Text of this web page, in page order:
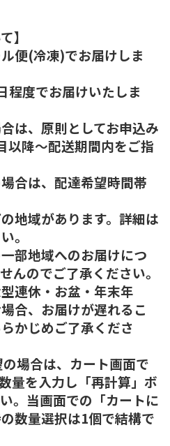
】
便(冷凍)でお届けしま
程度でお届けいたしま
は、原則としてお申込み
以降～配送期間内をご指
合は、配達希望時間帯
地域があります。詳細は
。
部地域へのお届けにつ
んのでご了承ください。
連休・お盆・年末年
合、お届けが遅れるこ
かじめご了承くださ
場合は、カート画面で
量を入力し「再計算」ボ
。当画面での「カートに
数量選択は1個で結構で